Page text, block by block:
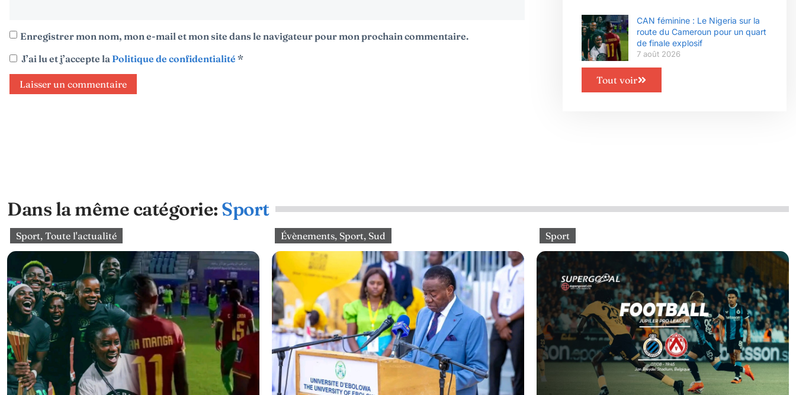
Enregistrer mon nom, mon e-mail et mon site dans le navigateur pour mon prochain commentaire.
J’ai lu et j’accepte la Politique de confidentialité *
CAN féminine : Le Nigeria sur la
route du Cameroun pour un quart
de finale explosif
7 août 2026
Tout voir
Dans la même catégorie: Sport
Sport, Toute l'actualité Évènements, Sport, Sud Sport